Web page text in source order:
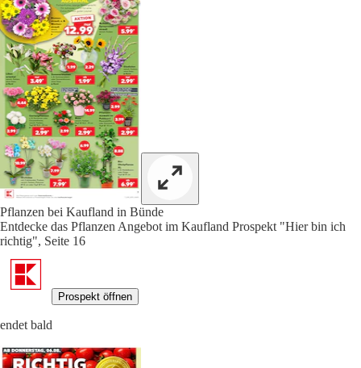
Pflanzen bei Kaufland in Bünde
Entdecke das Pflanzen Angebot im Kaufland Prospekt "Hier bin ich
richtig", Seite 16
Prospekt öffnen
endet bald